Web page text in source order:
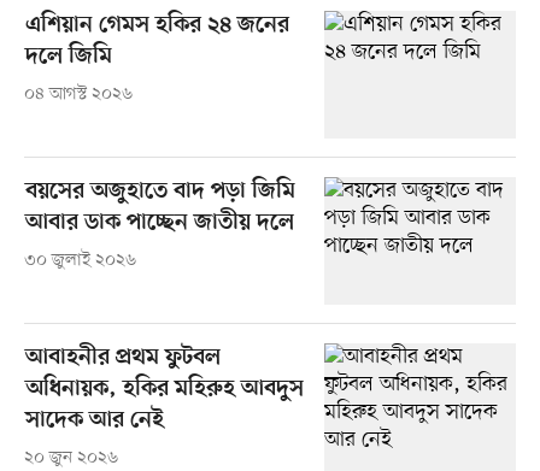
এশিয়ান গেমস হকির ২৪ জনের
দলে জিমি
০৪ আগস্ট ২০২৬
বয়সের অজুহাতে বাদ পড়া জিমি
আবার ডাক পাচ্ছেন জাতীয় দলে
৩০ জুলাই ২০২৬
আবাহনীর প্রথম ফুটবল
অধিনায়ক, হকির মহিরুহ আবদুস
সাদেক আর নেই
২০ জুন ২০২৬